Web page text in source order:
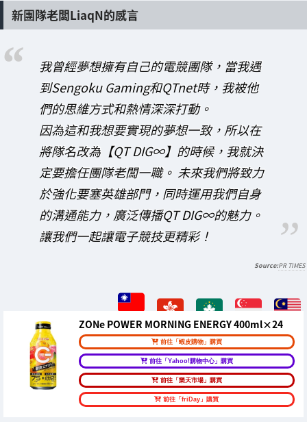
新團隊老闆LiaqN的感言
我曾經夢想擁有自己的電競團隊，當我遇
到Sengoku Gaming和QTnet時，我被他
們的思維方式和熱情深深打動。
因為這和我想要實現的夢想一致，所以在
將隊名改為【QT DIG∞】的時候，我就決
定要擔任團隊老闆一職。 未來我們將致力
於強化要塞英雄部門，同時運用我們自身
的溝通能力，廣泛傳播QT DIG∞的魅力。
讓我們一起讓電子競技更精彩！
PR TIMES
ZONe POWER MORNING ENERGY 400ml×24
前往「蝦皮購物」購買
前往「Yahoo!購物中心」購買
前往「樂天市場」購買
前往「friDay」購買